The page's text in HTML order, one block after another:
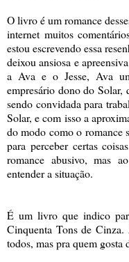
O livro é um romance
internet muitos
estou escrevendo essa
deixou ansiosa e
a Ava e o Jesse, Ava
empresário dono do Solar,
sendo convidada para
Solar, e com isso a
do modo como o romance
para perceber certas
romance abusivo, mas
entender a situação.
É um livro que indico
Cinquenta Tons de
todos, mas pra quem gosta